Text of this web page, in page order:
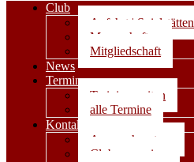
Club
Anfahrt | Spielstätten
Mannschaften
Mitgliedschaft
News
Termine
Trainingszeiten
alle Termine
Kontakt
Ansprechpartner
Clubwegweiser